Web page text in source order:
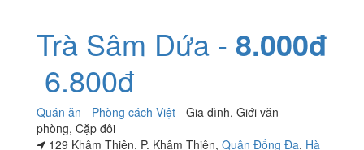
Trà Sâm Dứa - 8.000đ
6.800đ
Quán ăn - Phòng cách Việt - Gia đình, Giới văn
phòng, Cặp đôi
129 Khâm Thiên, P. Khâm Thiên, Quận Đống Đa, Hà